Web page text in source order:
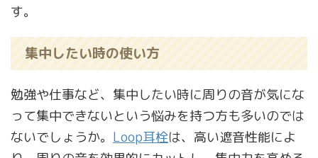
す。
集中したい時の使い方
勉強や仕事など、集中したい時に周りの音が気にな
って集中できないという悩みを持つ方も多いのでは
ないでしょうか。 Loop耳栓は、高い遮音性能によ